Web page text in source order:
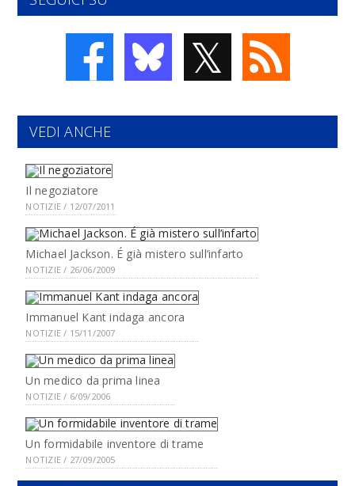
𝕏
VEDI ANCHE
Il negoziatore
NOTIZIE / 12/07/2011
Michael Jackson. É già mistero sull’infarto
NOTIZIE / 26/06/2009
Immanuel Kant indaga ancora
NOTIZIE / 15/11/2007
Un medico da prima linea
NOTIZIE / 6/09/2006
Un formidabile inventore di trame
NOTIZIE / 27/09/2005